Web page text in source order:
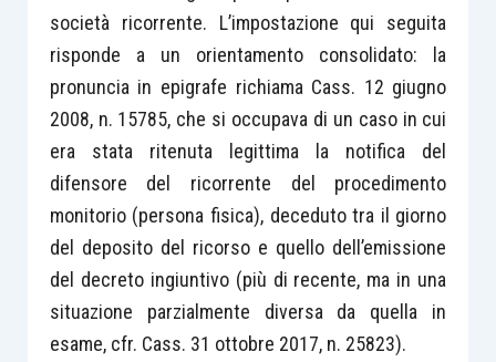
società ricorrente. L’impostazione qui seguita
risponde a un orientamento consolidato: la
pronuncia in epigrafe richiama Cass. 12 giugno
2008, n. 15785, che si occupava di un caso in cui
era stata ritenuta legittima la notifica del
difensore del ricorrente del procedimento
monitorio (persona fisica), deceduto tra il giorno
del deposito del ricorso e quello dell’emissione
del decreto ingiuntivo (più di recente, ma in una
situazione parzialmente diversa da quella in
esame, cfr. Cass. 31 ottobre 2017, n. 25823).